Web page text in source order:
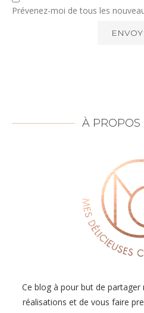
Prévenez-moi de tous les
À PROPOS
Ce blog à pour but de
réalisations et de vous faire